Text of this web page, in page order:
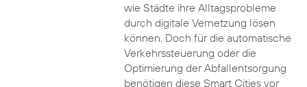
wie Städte ihre Alltagsprobleme
durch digitale Vernetzung lösen
können. Doch für die automatische
Verkehrssteuerung oder die
Optimierung der Abfallentsorgung
benötigen diese Smart Cities vor